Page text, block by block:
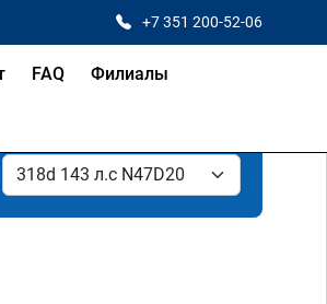
+7 351 200-52-06
FAQ Филиалы